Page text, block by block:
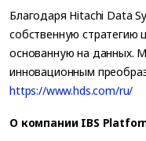
Благодаря Hitachi Data
собственную стратегию
основанную на данных.
инновационным
https://www.hds.com/ru/
О компании IBS